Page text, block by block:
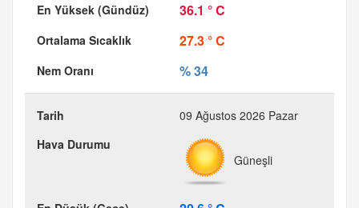
36.1 ° C
27.3 ° C
% 34
09 Ağustos 2026 Pazar
Güneşli